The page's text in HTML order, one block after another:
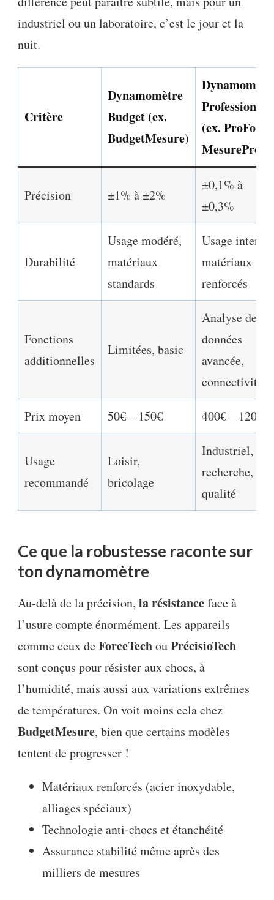
industriel ou un laboratoire, c’est le jour et la
nuit.
Critère
Dynamomètre
Budget (ex.
BudgetMesure)
Professionnel
(ex.
MesurePro)
Précision ±1% à ±2%
±0,1% à
±0,3%
Durabilité
Usage modéré,
matériaux
standards
Usage
matériaux
renforcés
Fonctions
additionnelles
Limitées, basic
Analyse de
données
avancée,
connectivité
Prix moyen 50€ – 150€ 400€ – 1200€
Usage
recommandé
Loisir,
bricolage
Industriel,
recherche,
qualité
Ce que la robustesse raconte sur
ton dynamomètre
Au-delà de la précision, la résistanceface à
l’usure compte énormément. Les appareils
comme ceux deForceTechouPrécisioTech
sont conçus pour résister aux chocs, à
l’humidité, mais aussi aux variations extrêmes
de températures. On voit moins cela chez
BudgetMesure, bien que certains modèles
tentent de progresser !
Matériaux renforcés (acier inoxydable,
alliages spéciaux)
Technologie anti-chocs et étanchéité
Assurance stabilité même après des
milliers de mesures